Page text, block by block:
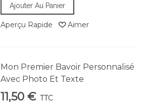
Ajouter Au Panier
Aperçu Rapide Aimer
Mon Premier Bavoir Personnalisé
Avec Photo Et Texte
11,50 € TTC